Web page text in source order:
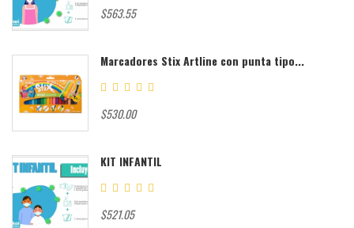
$563.55
Marcadores Stix Artline con punta tipo...
$530.00
KIT INFANTIL
$521.05